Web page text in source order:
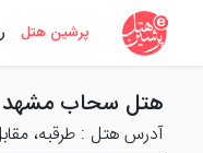
پرشین هتل
هتل سحاب مشهد
آدرس هتل : طرقبه،